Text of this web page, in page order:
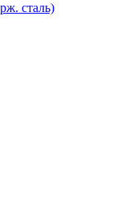
сталь)